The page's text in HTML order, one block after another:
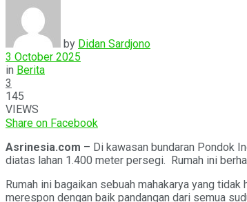
by Didan Sardjono
3 October 2025
in Berita
3
145
VIEWS
Share on Facebook
Asrinesia.com – Di kawasan bundaran Pondok
diatas lahan 1.400 meter persegi. Rumah ini
Rumah ini bagaikan sebuah mahakarya yang
merespon dengan baik pandangan dari semua